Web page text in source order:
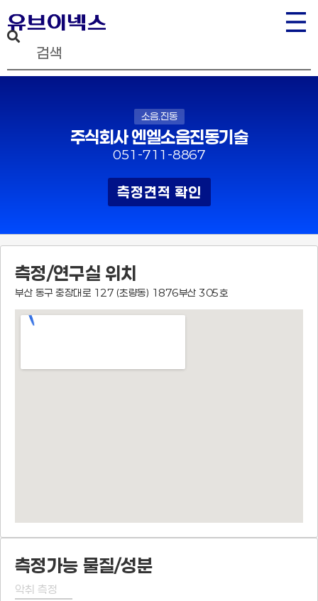
소음.진동
주식회사 엔엘소음진동기술
051-711-8867
측정견적 확인
측정/연구실 위치
부산 동구 충장대로 127 (초량동) 1876부산 305호
측정가능 물질/성분
악취 측정